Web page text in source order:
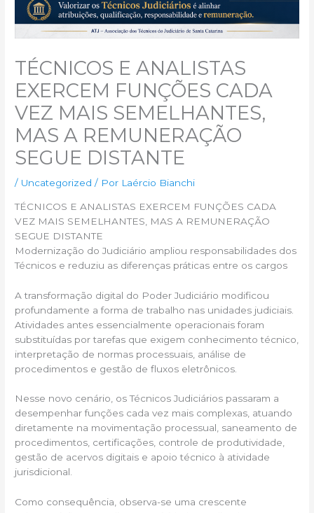
TÉCNICOS E ANALISTAS
EXERCEM FUNÇÕES CADA
VEZ MAIS SEMELHANTES,
MAS A REMUNERAÇÃO
SEGUE DISTANTE
/ Uncategorized / Por Laércio Bianchi
TÉCNICOS E ANALISTAS EXERCEM FUNÇÕES CADA
VEZ MAIS SEMELHANTES, MAS A REMUNERAÇÃO
SEGUE DISTANTE
Modernização do Judiciário ampliou responsabilidades dos
Técnicos e reduziu as diferenças práticas entre os cargos
A transformação digital do Poder Judiciário modificou
profundamente a forma de trabalho nas unidades judiciais.
Atividades antes essencialmente operacionais foram
substituídas por tarefas que exigem conhecimento técnico,
interpretação de normas processuais, análise de
procedimentos e gestão de fluxos eletrônicos.
Nesse novo cenário, os Técnicos Judiciários passaram a
desempenhar funções cada vez mais complexas, atuando
diretamente na movimentação processual, saneamento de
procedimentos, certificações, controle de produtividade,
gestão de acervos digitais e apoio técnico à atividade
jurisdicional.
Como consequência, observa-se uma crescente